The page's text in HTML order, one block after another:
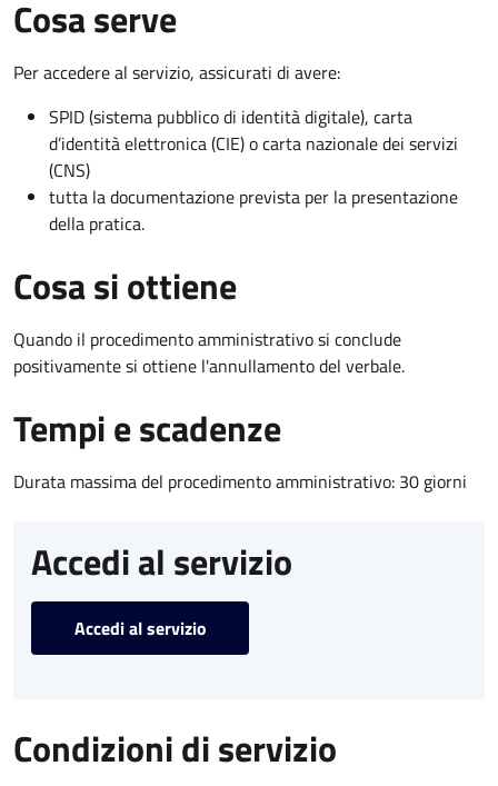
Cosa serve
Per accedere al servizio, assicurati di avere:
SPID (sistema pubblico di identità digitale), carta
d’identità elettronica (CIE) o carta nazionale dei servizi
(CNS)
tutta la documentazione prevista per la presentazione
della pratica.
Cosa si ottiene
Quando il procedimento amministrativo si conclude
positivamente si ottiene l'annullamento del verbale.
Tempi e scadenze
Durata massima del procedimento amministrativo: 30 giorni
Accedi al servizio
Accedi al servizio
Condizioni di servizio